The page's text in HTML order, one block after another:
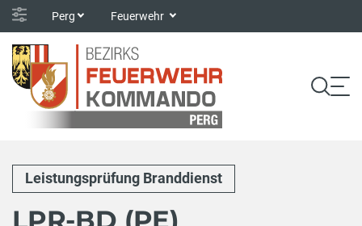
Perg Feuerwehr
Leistungsprüfung Branddienst